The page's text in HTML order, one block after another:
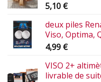
5,10 €
deux piles
Viso, Optima,
4,99 €
VISO 2+
livrable de